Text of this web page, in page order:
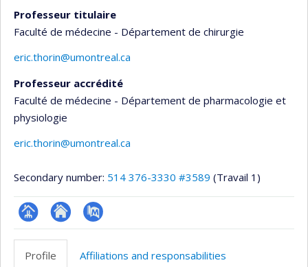
Professeur titulaire
Faculté de médecine - Département de chirurgie
eric.thorin@umontreal.ca
Professeur accrédité
Faculté de médecine - Département de pharmacologie et
physiologie
eric.thorin@umontreal.ca
Secondary number: 514 376-3330 #3589 (Travail 1)
Page
professionnelle
Site
PubMed
Profile
Affiliations and responsabilities